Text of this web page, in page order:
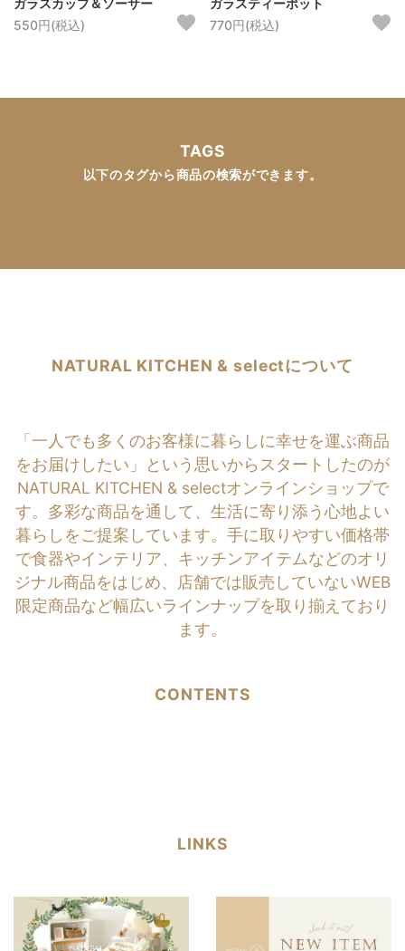
ガラスカップ＆ソーサー
550円(税込)
ガラスティーポット
770円(税込)
TAGS
以下のタグから商品の検索ができます。
NATURAL KITCHEN & selectについて
「一人でも多くのお客様に暮らしに幸せを運ぶ商品
をお届けしたい」という思いからスタートしたのが
NATURAL KITCHEN & selectオンラインショップで
す。多彩な商品を通して、生活に寄り添う心地よい
暮らしをご提案しています。手に取りやすい価格帯
で食器やインテリア、キッチンアイテムなどのオリ
ジナル商品をはじめ、店舗では販売していないWEB
限定商品など幅広いラインナップを取り揃えており
ます。
CONTENTS
LINKS